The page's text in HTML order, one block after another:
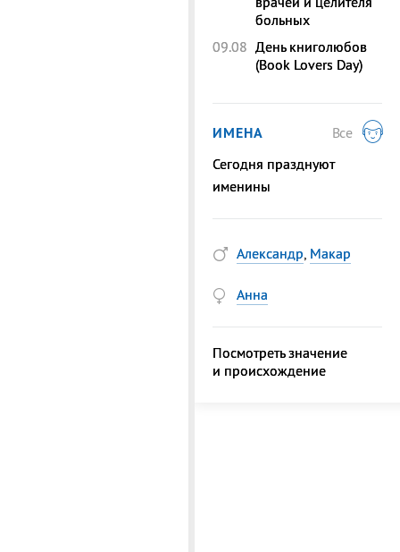
больных
09.08 День книголюбов
(Book Lovers Day)
ИМЕНА
Все
Сегодня празднуют
именины
Александр, Макар
Анна
Посмотреть значение
и происхождение